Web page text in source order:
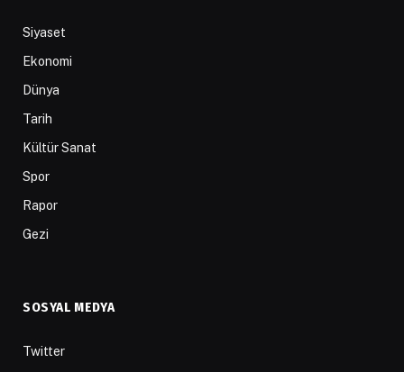
Siyaset
Ekonomi
Dünya
Tarih
Kültür Sanat
Spor
Rapor
Gezi
SOSYAL MEDYA
Twitter